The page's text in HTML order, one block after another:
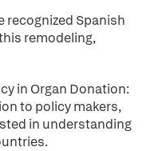
recognized Spanish
remodeling,
in Organ Donation:
to policy makers,
in understanding